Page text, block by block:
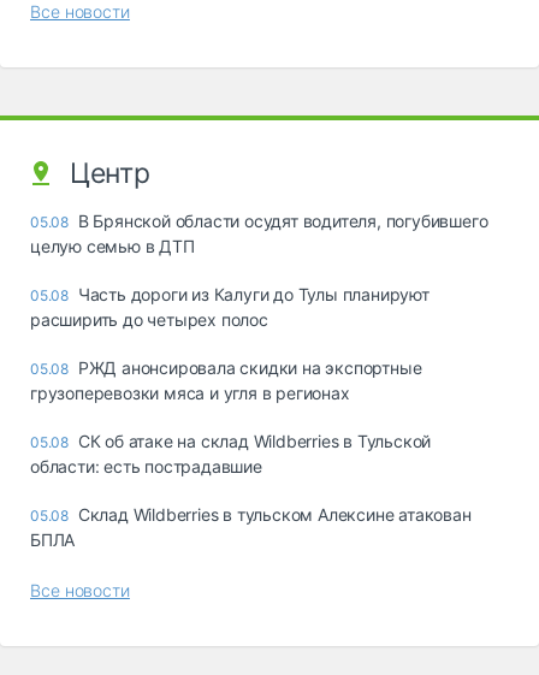
Все новости
Центр
05.08 В Брянской области осудят водителя, погубившего
целую семью в ДТП
05.08 Часть дороги из Калуги до Тулы планируют
расширить до четырех полос
05.08 РЖД анонсировала скидки на экспортные
грузоперевозки мяса и угля в регионах
05.08 СК об атаке на склад Wildberries в Тульской
области: есть пострадавшие
05.08 Склад Wildberries в тульском Алексине атакован
БПЛА
Все новости